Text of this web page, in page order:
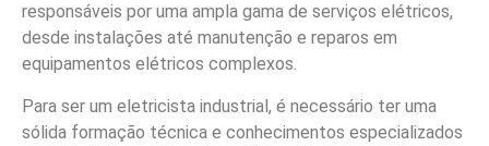
responsáveis por uma ampla gama de serviços elétricos,
desde instalações até manutenção e reparos em
equipamentos elétricos complexos.
Para ser um eletricista industrial, é necessário ter uma
sólida formação técnica e conhecimentos especializados